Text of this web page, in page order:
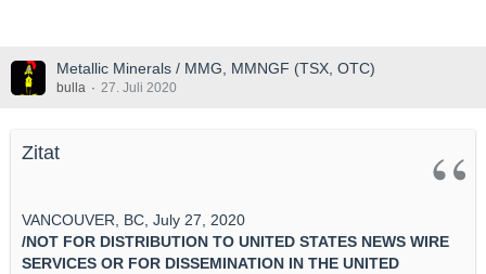
Metallic Minerals / MMG, MMNGF (TSX, OTC)
bulla 27. Juli 2020
Zitat
VANCOUVER, BC, July 27, 2020
/NOT FOR DISTRIBUTION TO UNITED STATES NEWS WIRE
SERVICES OR FOR DISSEMINATION IN THE UNITED